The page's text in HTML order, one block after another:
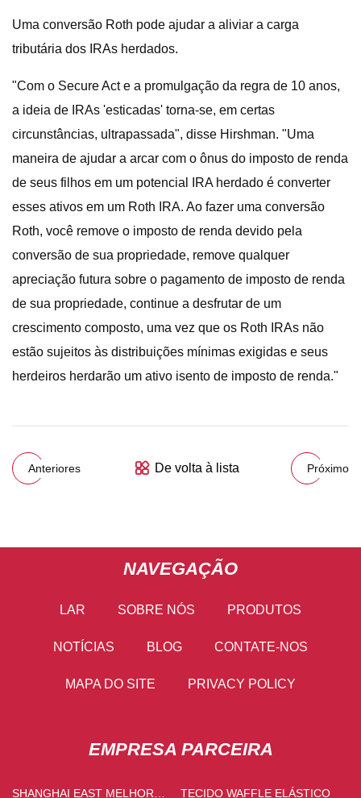
Uma conversão Roth pode ajudar a aliviar a carga
tributária dos IRAs herdados.
"Com o Secure Act e a promulgação da regra de 10 anos,
a ideia de IRAs 'esticadas' torna-se, em certas
circunstâncias, ultrapassada", disse Hirshman. "Uma
maneira de ajudar a arcar com o ônus do imposto de renda
de seus filhos em um potencial IRA herdado é converter
esses ativos em um Roth IRA. Ao fazer uma conversão
Roth, você remove o imposto de renda devido pela
conversão de sua propriedade, remove qualquer
apreciação futura sobre o pagamento de imposto de renda
de sua propriedade, continue a desfrutar de um
crescimento composto, uma vez que os Roth IRAs não
estão sujeitos às distribuições mínimas exigidas e seus
herdeiros herdarão um ativo isento de imposto de renda."
Anteriores De volta à lista Próximo
NAVEGAÇÃO
LAR SOBRE NÓS PRODUTOS
NOTÍCIAS BLOG CONTATE-NOS
MAPA DO SITE PRIVACY POLICY
EMPRESA PARCEIRA
SHANGHAI EAST MELHOR TECIDO WAFFLE ELÁSTICO